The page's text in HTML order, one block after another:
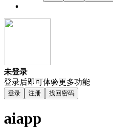
未登录
登录后即可体验更多功能
登录 注册 找回密码
aiapp